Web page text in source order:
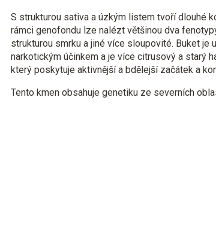
S strukturou sativa a úzkým listem tvoří dlouhé
rámci genofondu lze nalézt většinou dva
strukturou smrku a jiné více sloupovité. Buket je
narkotickým účinkem a je více citrusový a starý
který poskytuje aktivnější a bdělejší začátek a
Tento kmen obsahuje genetiku ze severních